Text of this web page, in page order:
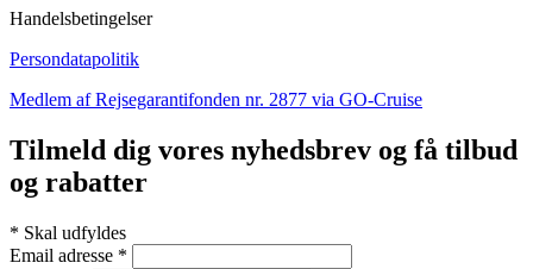
Handelsbetingelser
Persondatapolitik
Medlem af Rejsegarantifonden nr. 2877 via GO-Cruise
Tilmeld dig vores nyhedsbrev og få tilbud
og rabatter
* Skal udfyldes
Email adresse *